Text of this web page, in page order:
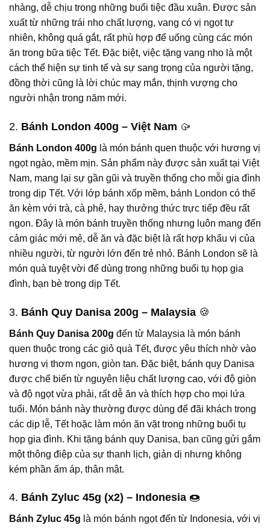
nhàng, dễ chịu trong những buổi tiệc đầu xuân. Được sản
xuất từ những trái nho chất lượng, vang có vị ngọt tự
nhiên, không quá gắt, rất phù hợp để uống cùng các món
ăn trong bữa tiệc Tết. Đặc biệt, việc tặng vang nho là một
cách thể hiện sự tinh tế và sự sang trọng của người tặng,
đồng thời cũng là lời chúc may mắn, thịnh vượng cho
người nhận trong năm mới.
2. Bánh London 400g – Việt Nam 🥠
Bánh London 400g là món bánh quen thuộc với hương vị
ngọt ngào, mềm mịn. Sản phẩm này được sản xuất tại Việt
Nam, mang lại sự gần gũi và truyền thống cho mỗi gia đình
trong dịp Tết. Với lớp bánh xốp mềm, bánh London có thể
ăn kèm với trà, cà phê, hay thưởng thức trực tiếp đều rất
ngon. Đây là món bánh truyền thống nhưng luôn mang đến
cảm giác mới mẻ, dễ ăn và đặc biệt là rất hợp khẩu vị của
nhiều người, từ người lớn đến trẻ nhỏ. Bánh London sẽ là
món quà tuyệt vời để dùng trong những buổi tụ họp gia
đình, bạn bè trong dịp Tết.
3. Bánh Quy Danisa 200g – Malaysia 🍪
Bánh Quy Danisa 200g đến từ Malaysia là món bánh
quen thuộc trong các giỏ quà Tết, được yêu thích nhờ vào
hương vị thơm ngon, giòn tan. Đặc biệt, bánh quy Danisa
được chế biến từ nguyên liệu chất lượng cao, với độ giòn
và độ ngọt vừa phải, rất dễ ăn và thích hợp cho mọi lứa
tuổi. Món bánh này thường được dùng để đãi khách trong
các dịp lễ, Tết hoặc làm món ăn vặt trong những buổi tụ
họp gia đình. Khi tặng bánh quy Danisa, bạn cũng gửi gắm
một thông điệp của sự thanh lịch, giản dị nhưng không
kém phần ấm áp, thân mật.
4. Bánh Zyluc 45g (x2) – Indonesia 🍩
Bánh Zyluc 45g là món bánh ngọt đến từ Indonesia, với vị